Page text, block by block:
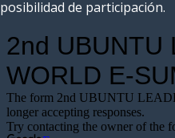
posibilidad de participación.